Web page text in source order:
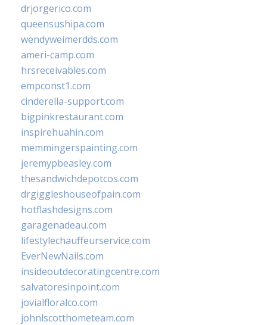
drjorgerico.com
queensushipa.com
wendyweimerdds.com
ameri-camp.com
hrsreceivables.com
empconst1.com
cinderella-support.com
bigpinkrestaurant.com
inspirehuahin.com
memmingerspainting.com
jeremypbeasley.com
thesandwichdepotcos.com
drgiggleshouseofpain.com
hotflashdesigns.com
garagenadeau.com
lifestylechauffeurservice.com
EverNewNails.com
insideoutdecoratingcentre.com
salvatoresinpoint.com
jovialfloralco.com
johnlscotthometeam.com